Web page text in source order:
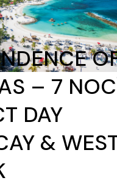
– 7
DAY
&